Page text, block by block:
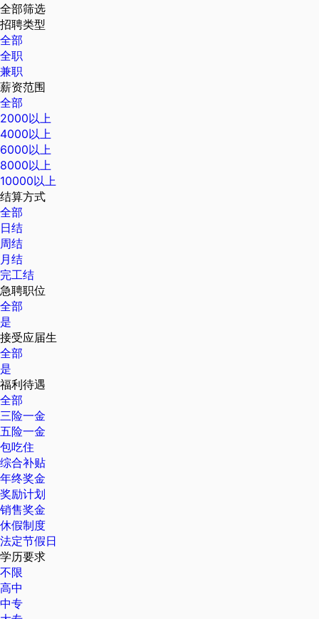
全部筛选
招聘类型
全部
全职
兼职
薪资范围
全部
2000以上
4000以上
6000以上
8000以上
10000以上
结算方式
全部
日结
周结
月结
完工结
急聘职位
全部
是
接受应届生
全部
是
福利待遇
全部
三险一金
五险一金
包吃住
综合补贴
年终奖金
奖励计划
销售奖金
休假制度
法定节假日
学历要求
不限
高中
中专